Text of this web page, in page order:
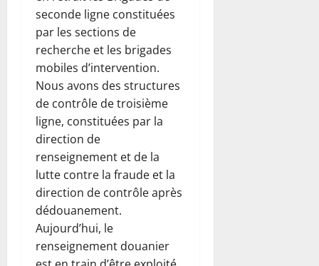
seconde ligne constituées
par les sections de
recherche et les brigades
mobiles d’intervention.
Nous avons des structures
de contrôle de troisième
ligne, constituées par la
direction de
renseignement et de la
lutte contre la fraude et la
direction de contrôle après
dédouanement.
Aujourd’hui, le
renseignement douanier